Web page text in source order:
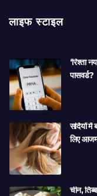
लाइफ स्टाइल
‘रिश्ता
पासवर्ड?
सर्दियों
लिए
चीन,